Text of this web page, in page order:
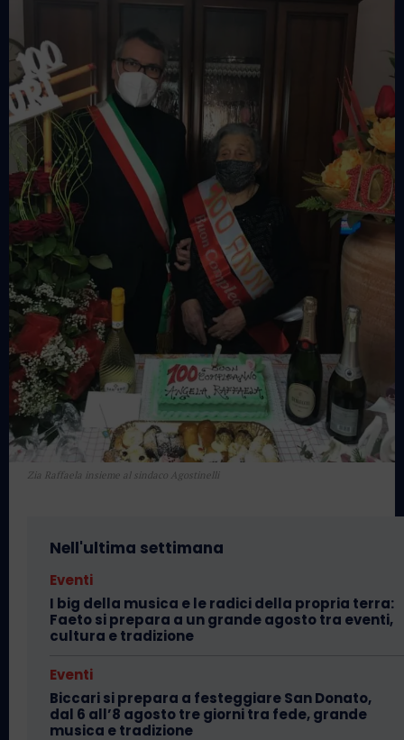
Zia Raffaela insieme al sindaco Agostinelli
Nell'ultima settimana
Eventi
I big della musica e le radici della propria terra:
Faeto si prepara a un grande agosto tra eventi,
cultura e tradizione
Eventi
Biccari si prepara a festeggiare San Donato,
dal 6 all’8 agosto tre giorni tra fede, grande
musica e tradizione